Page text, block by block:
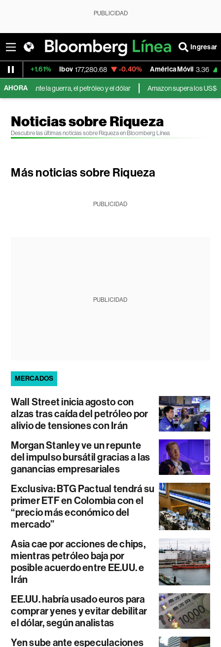
PUBLICIDAD
Ingresar
Ibov 177,280.68 -0.40% América Móvil 3.36 +3.07%
AHORAla guerra, el petróleo y el dólar Amazon supera los US$3 billones
Noticias sobre Riqueza
Descubre las últimas noticias sobre Riqueza en Bloomberg Línea
Más noticias sobre Riqueza
PUBLICIDAD
PUBLICIDAD
MERCADOS
Wall Street inicia agosto con
alzas tras caída del petróleo por
alivio de tensiones con Irán
Morgan Stanley ve un repunte
del impulso bursátil gracias a las
ganancias empresariales
Exclusiva: BTG Pactual tendrá su
primer ETF en Colombia con el
“precio más económico del
mercado”
Asia cae por acciones de chips,
mientras petróleo baja por
posible acuerdo entre EE.UU. e
Irán
EE.UU. habría usado euros para
comprar yenes y evitar debilitar
el dólar, según analistas
Yen sube ante especulaciones